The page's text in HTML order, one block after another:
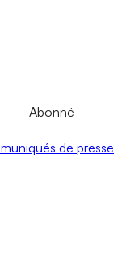
Abonné
de presse